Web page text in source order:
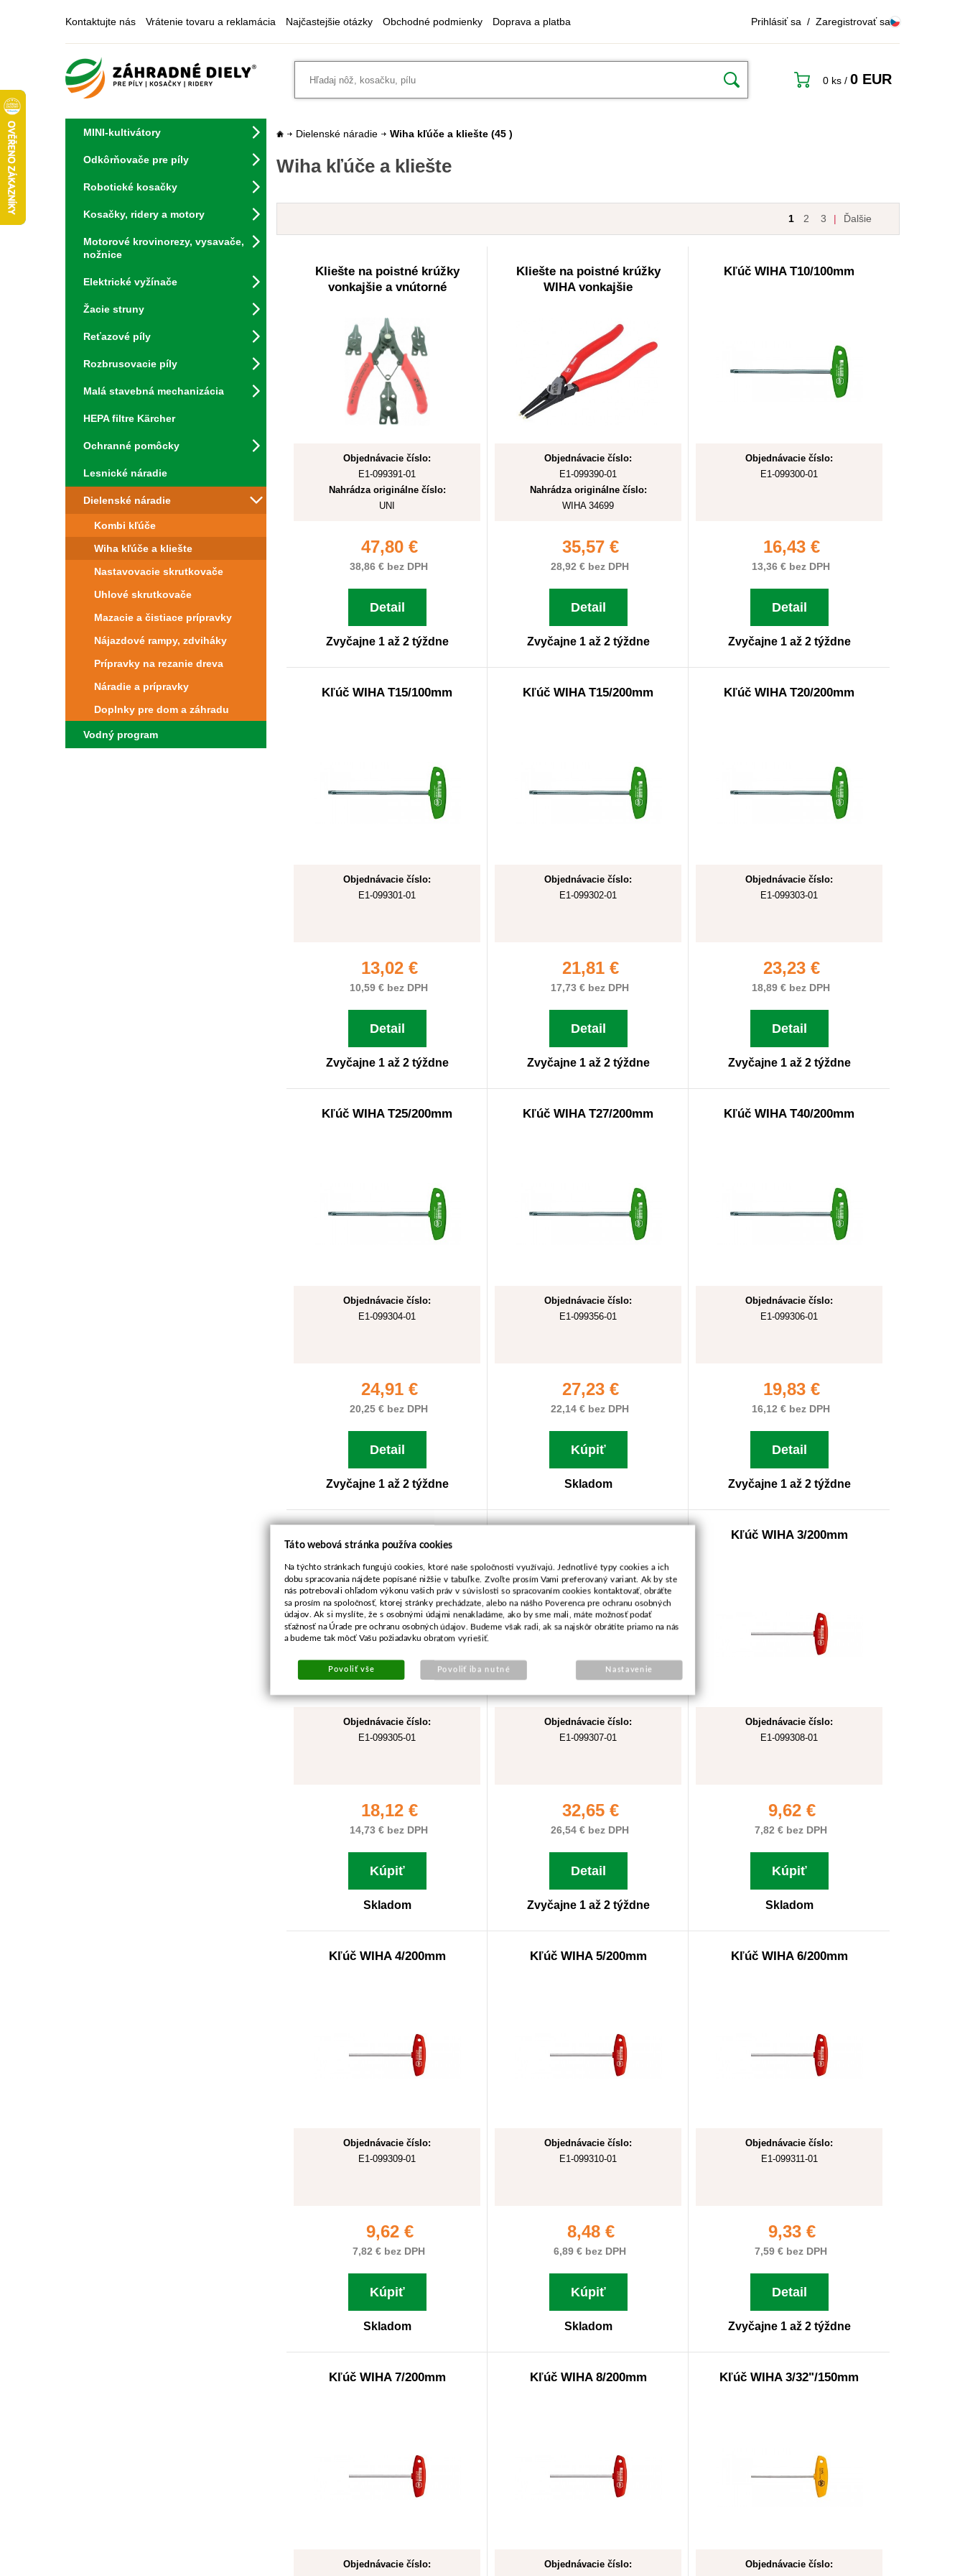
Kontaktujte nás Vrátenie tovaru a reklamácia Najčastejšie otázky Obchodné podmienky Doprava a platba Prihlásiť sa / Zaregistrovať sa
0 ks / 0 EUR
MINI-kultivátory
Odkôrňovače pre píly
Robotické kosačky
Kosačky, ridery a motory
Motorové krovinorezy, vysavače,
nožnice
Elektrické vyžínače
Žacie struny
Reťazové píly
Rozbrusovacie píly
Malá stavebná mechanizácia
HEPA filtre Kärcher
Ochranné pomôcky
Lesnické náradie
Dielenské náradie
Kombi kľúče
Wiha kľúče a kliešte
Nastavovacie skrutkovače
Uhlové skrutkovače
Mazacie a čistiace prípravky
Nájazdové rampy, zdviháky
Prípravky na rezanie dreva
Náradie a prípravky
Doplnky pre dom a záhradu
Vodný program
Dielenské náradie Wiha kľúče a kliešte (45 )
Wiha kľúče a kliešte
1 2 3 | Ďalšie
Kliešte na poistné krúžky
vonkajšie a vnútorné
Objednávacie číslo:
E1-099391-01
Nahrádza originálne číslo:
UNI
47,80 €
38,86 € bez DPH
Detail
Zvyčajne 1 až 2 týždne
Kliešte na poistné krúžky
WIHA vonkajšie
Objednávacie číslo:
E1-099390-01
Nahrádza originálne číslo:
WIHA 34699
35,57 €
28,92 € bez DPH
Detail
Zvyčajne 1 až 2 týždne
Kľúč WIHA T10/100mm
Objednávacie číslo:
E1-099300-01
16,43 €
13,36 € bez DPH
Detail
Zvyčajne 1 až 2 týždne
Kľúč WIHA T15/100mm
Objednávacie číslo:
E1-099301-01
13,02 €
10,59 € bez DPH
Detail
Zvyčajne 1 až 2 týždne
Kľúč WIHA T15/200mm
Objednávacie číslo:
E1-099302-01
21,81 €
17,73 € bez DPH
Detail
Zvyčajne 1 až 2 týždne
Kľúč WIHA T20/200mm
Objednávacie číslo:
E1-099303-01
23,23 €
18,89 € bez DPH
Detail
Zvyčajne 1 až 2 týždne
Kľúč WIHA T25/200mm
Objednávacie číslo:
E1-099304-01
24,91 €
20,25 € bez DPH
Detail
Zvyčajne 1 až 2 týždne
Kľúč WIHA T27/200mm
Objednávacie číslo:
E1-099356-01
27,23 €
22,14 € bez DPH
Kúpiť
Skladom
Kľúč WIHA T40/200mm
Objednávacie číslo:
E1-099306-01
19,83 €
16,12 € bez DPH
Detail
Zvyčajne 1 až 2 týždne
Objednávacie číslo:
E1-099305-01
18,12 €
14,73 € bez DPH
Kúpiť
Skladom
Objednávacie číslo:
E1-099307-01
32,65 €
26,54 € bez DPH
Detail
Zvyčajne 1 až 2 týždne
Kľúč WIHA 3/200mm
Objednávacie číslo:
E1-099308-01
9,62 €
7,82 € bez DPH
Kúpiť
Skladom
Kľúč WIHA 4/200mm
Objednávacie číslo:
E1-099309-01
9,62 €
7,82 € bez DPH
Kúpiť
Skladom
Kľúč WIHA 5/200mm
Objednávacie číslo:
E1-099310-01
8,48 €
6,89 € bez DPH
Kúpiť
Skladom
Kľúč WIHA 6/200mm
Objednávacie číslo:
E1-099311-01
9,33 €
7,59 € bez DPH
Detail
Zvyčajne 1 až 2 týždne
Kľúč WIHA 7/200mm
Objednávacie číslo:
Kľúč WIHA 8/200mm
Objednávacie číslo:
Kľúč WIHA 3/32"/150mm
Objednávacie číslo:
Táto webová stránka používa cookies
Na týchto stránkach fungujú cookies, ktoré naše spoločnosti využívajú. Jednotlivé typy cookies a ich
dobu spracovania nájdete popísané nižšie v tabuľke. Zvoľte prosím Vami preferovaný variant. Ak by ste
nás potrebovali ohľadom výkonu vašich práv v súvislosti so spracovaním cookies kontaktovať, obráťte
sa prosím na spoločnosť, ktorej stránky prechádzate, alebo na nášho Poverenca pre ochranu osobných
údajov. Ak si myslíte, že s osobnými údajmi nenakladáme, ako by sme mali, máte možnosť podať
sťažnosť na Úrade pre ochranu osobných údajov. Budeme však radi, ak sa najskôr obrátite priamo na nás
a budeme tak môcť Vašu požiadavku obratom vyriešiť.
Povoliť vše Povoliť iba nutné Nastavenie